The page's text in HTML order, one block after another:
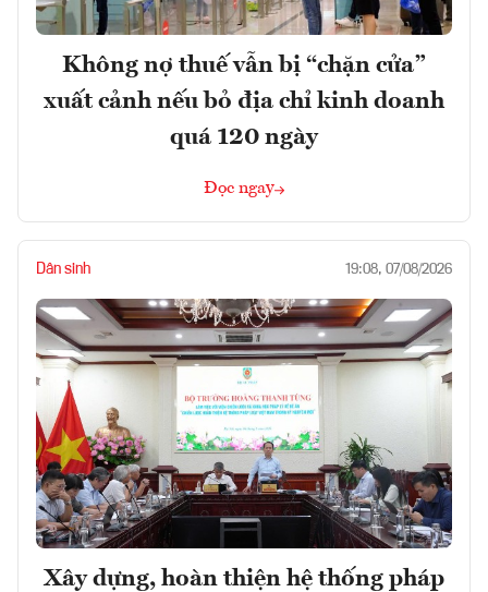
Không nợ thuế vẫn bị “chặn cửa”
xuất cảnh nếu bỏ địa chỉ kinh doanh
quá 120 ngày
Đọc ngay
Dân sinh 19:08, 07/08/2026
Xây dựng, hoàn thiện hệ thống pháp